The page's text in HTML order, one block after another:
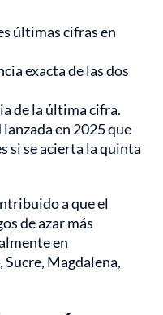
últimas cifras en
exacta de las dos
de la última cifra.
en 2025 que
si se acierta la quinta
a que el
de azar más
en
Magdalena,